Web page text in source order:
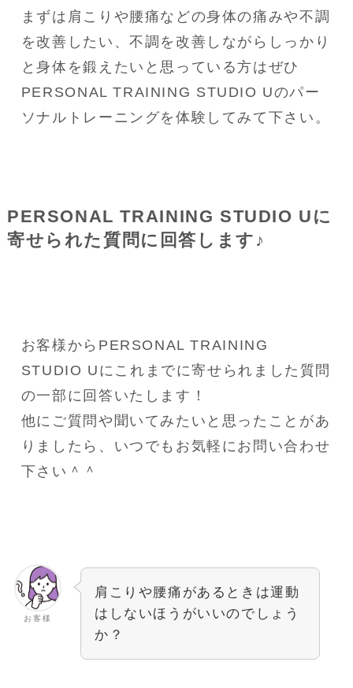
まずは肩こりや腰痛などの身体の痛みや不調
を改善したい、不調を改善しながらしっかり
と身体を鍛えたいと思っている方はぜひ
PERSONAL TRAINING STUDIO Uのパー
ソナルトレーニングを体験してみて下さい。
PERSONAL TRAINING STUDIO Uに
寄せられた質問に回答します♪
お客様からPERSONAL TRAINING
STUDIO Uにこれまでに寄せられました質問
の一部に回答いたします！
他にご質問や聞いてみたいと思ったことがあ
りましたら、いつでもお気軽にお問い合わせ
下さい＾＾
お客様
肩こりや腰痛があるときは運動
はしないほうがいいのでしょう
か？